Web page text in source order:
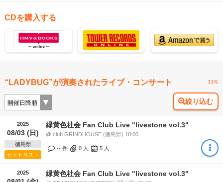
CDを購入する
“LADYBUG”が演奏されたライブ・コンサート 33件
絞り込む
2025
08/03 (日)
徳島県
セットリスト
緑黄色社会 Fan Club Live "livestone vol.3"
@ club GRINDHOUSE (徳島県) 18:00
-- 件 0 人 5 人
2025 緑黄色社会 Fan Club Live "livestone vol.3"